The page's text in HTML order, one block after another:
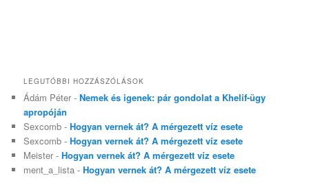
LEGUTÓBBI HOZZÁSZÓLÁSOK
Ádám Péter -Nemek és igenek: pár gondolat a Khelif-ügy
apropóján
Sexcomb -Hogyan vernek át? A mérgezett víz esete
Sexcomb -Hogyan vernek át? A mérgezett víz esete
Meister -Hogyan vernek át? A mérgezett víz esete
ment_a_lista -Hogyan vernek át? A mérgezett víz esete